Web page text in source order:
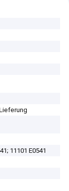
11101 E0541